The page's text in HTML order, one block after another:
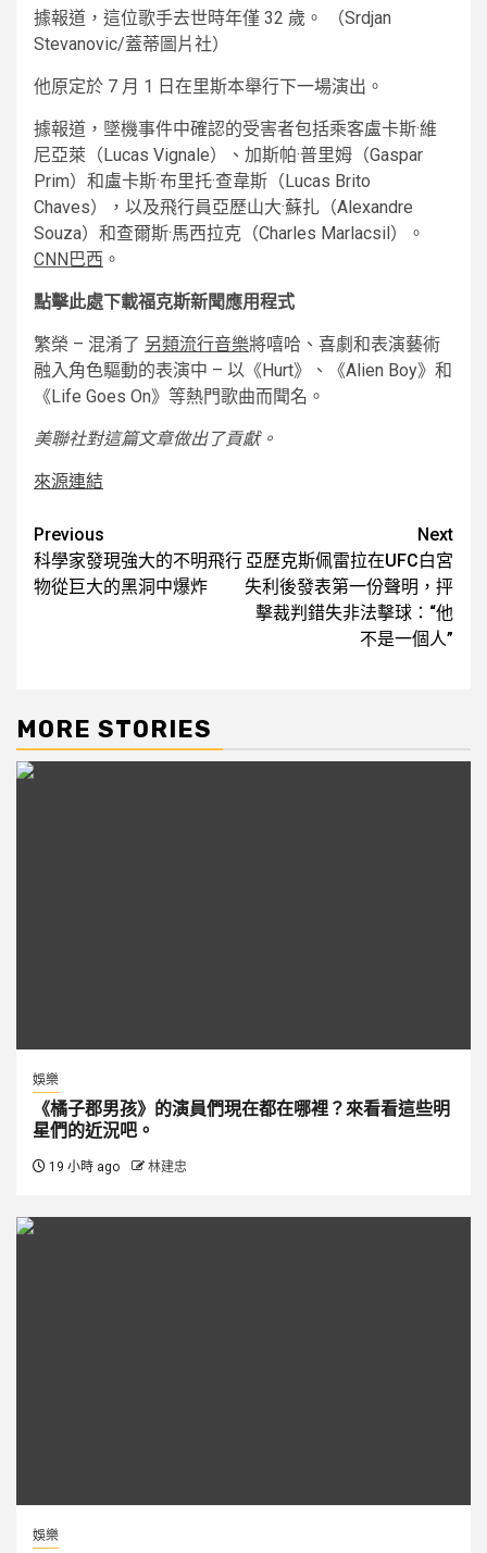
據報道，這位歌手去世時年僅 32 歲。
（Srdjan
Stevanovic/蓋蒂圖片社）
他原定於 7 月 1 日在里斯本舉行下一場演出。
據報道，墜機事件中確認的受害者包括乘客盧卡斯·維
尼亞萊（Lucas Vignale）、加斯帕·普里姆（Gaspar
Prim）和盧卡斯·布里托·查韋斯（Lucas Brito
Chaves），以及飛行員亞歷山大·蘇扎（Alexandre
Souza）和查爾斯·馬西拉克（Charles Marlacsil）。
CNN巴西 。
點擊此處下載福克斯新聞應用程式
繁榮 – 混淆了 另類流行音樂將嘻哈、喜劇和表演藝術
融入角色驅動的表演中 – 以《Hurt》、《Alien Boy》和
《Life Goes On》等熱門歌曲而聞名。
美聯社對這篇文章做出了貢獻。
來源連結
Post
navigation
Previous
科學家發現強大的不明飛行
物從巨大的黑洞中爆炸
Next
亞歷克斯佩雷拉在UFC白宮
失利後發表第一份聲明，抨
擊裁判錯失非法擊球：“他
不是一個人”
MORE STORIES
娛樂
《橘子郡男孩》的演員們現在都在哪裡？來看看這些明
星們的近況吧。
19 小時 ago 林建忠
娛樂